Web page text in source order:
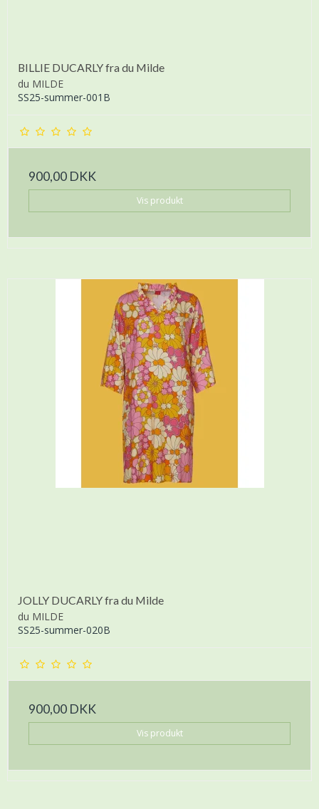
BILLIE DUCARLY fra du Milde
du MILDE
SS25-summer-001B
900,00 DKK
Vis produkt
JOLLY DUCARLY fra du Milde
du MILDE
SS25-summer-020B
900,00 DKK
Vis produkt